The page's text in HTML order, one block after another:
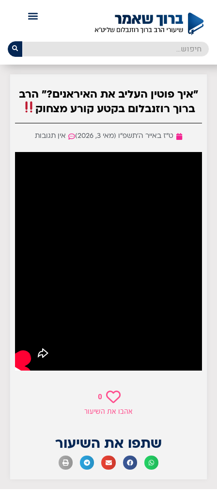
"איך פוטין העליב את האיראנים?" הרב
ברוך רוזנבלום בקטע קורע מצחוק
ט״ז באייר ה׳תשפ״ו (מאי 3, 2026) אין תגובות
0
אהבו את השיעור
שתפו את השיעור